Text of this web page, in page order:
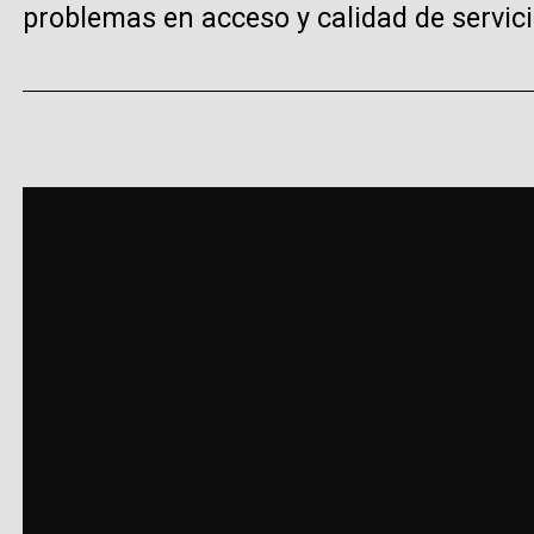
problemas en acceso y calidad de